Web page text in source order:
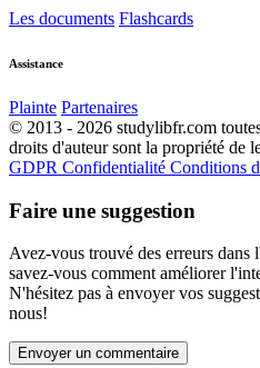
Les documents Flashcards
Assistance
Plainte Partenaires
© 2013 - 2026 studylibfr.com
droits d'auteur sont la propriété de
GDPR Confidentialité Conditions
Faire une suggestion
Avez-vous trouvé des erreurs dans
savez-vous comment améliorer
N'hésitez pas à envoyer vos
nous!
Envoyer un commentaire